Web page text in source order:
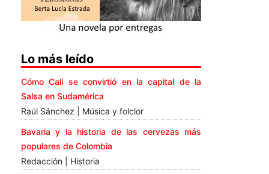
Lo más leído
Cómo Cali se convirtió en la capital de la
Salsa en Sudamérica
Raúl Sánchez | Música y folclor
Bavaria y la historia de las cervezas más
populares de Colombia
Redacción | Historia